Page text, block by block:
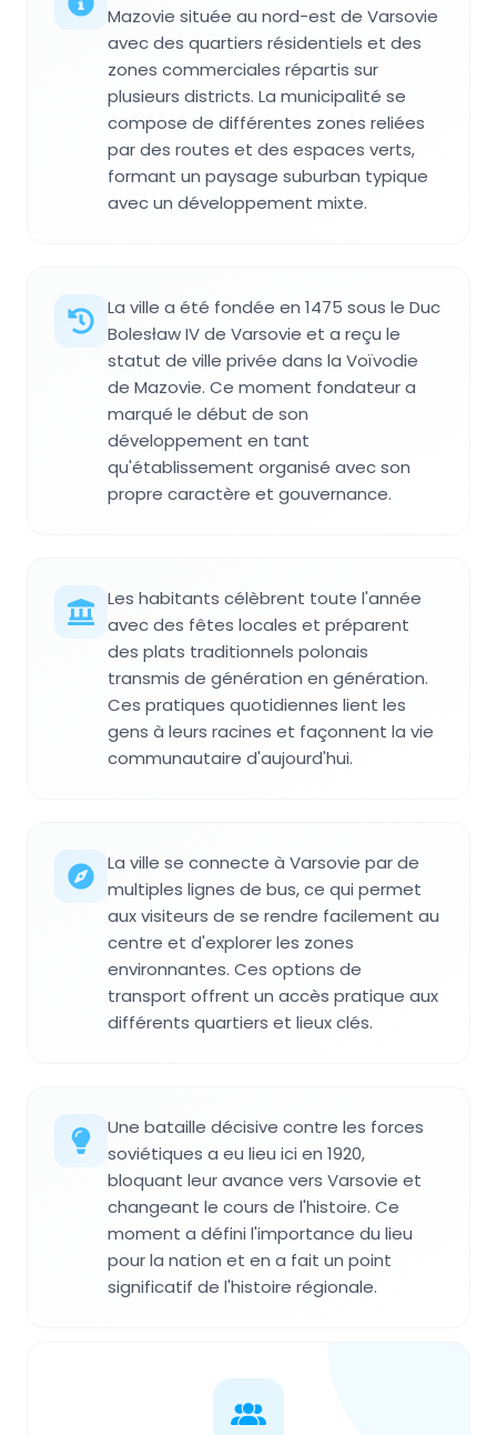
Mazovie située au nord-est de Varsovie
avec des quartiers résidentiels et des
zones commerciales répartis sur
plusieurs districts. La municipalité se
compose de différentes zones reliées
par des routes et des espaces verts,
formant un paysage suburban typique
avec un développement mixte.
La ville a été fondée en 1475 sous le Duc
Bolesław IV de Varsovie et a reçu le
statut de ville privée dans la Voïvodie
de Mazovie. Ce moment fondateur a
marqué le début de son
développement en tant
qu'établissement organisé avec son
propre caractère et gouvernance.
Les habitants célèbrent toute l'année
avec des fêtes locales et préparent
des plats traditionnels polonais
transmis de génération en génération.
Ces pratiques quotidiennes lient les
gens à leurs racines et façonnent la vie
communautaire d'aujourd'hui.
La ville se connecte à Varsovie par de
multiples lignes de bus, ce qui permet
aux visiteurs de se rendre facilement au
centre et d'explorer les zones
environnantes. Ces options de
transport offrent un accès pratique aux
différents quartiers et lieux clés.
Une bataille décisive contre les forces
soviétiques a eu lieu ici en 1920,
bloquant leur avance vers Varsovie et
changeant le cours de l'histoire. Ce
moment a défini l'importance du lieu
pour la nation et en a fait un point
significatif de l'histoire régionale.